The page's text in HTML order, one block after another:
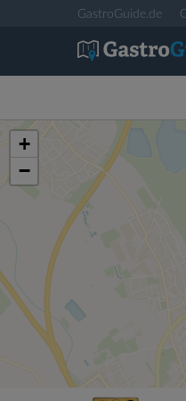
GastroGuide.de
+
−